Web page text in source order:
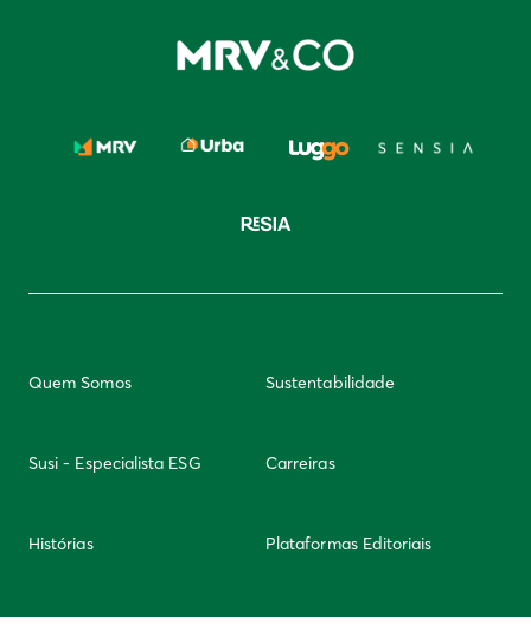
Quem Somos Sustentabilidade
Susi - Especialista ESG Carreiras
Histórias Plataformas Editoriais
Newsletter Integridade